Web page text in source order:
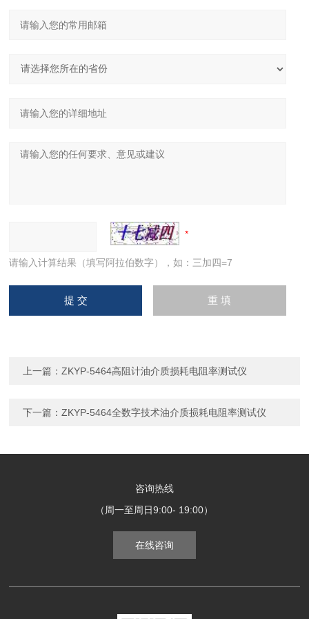
请输入计算结果（填写阿拉伯数字），如：三加四=7
上一篇：ZKYP-5464高阻计油介质损耗电阻率测试仪
下一篇：ZKYP-5464全数字技术油介质损耗电阻率测试仪
咨询热线
（周一至周日9:00- 19:00）
在线咨询